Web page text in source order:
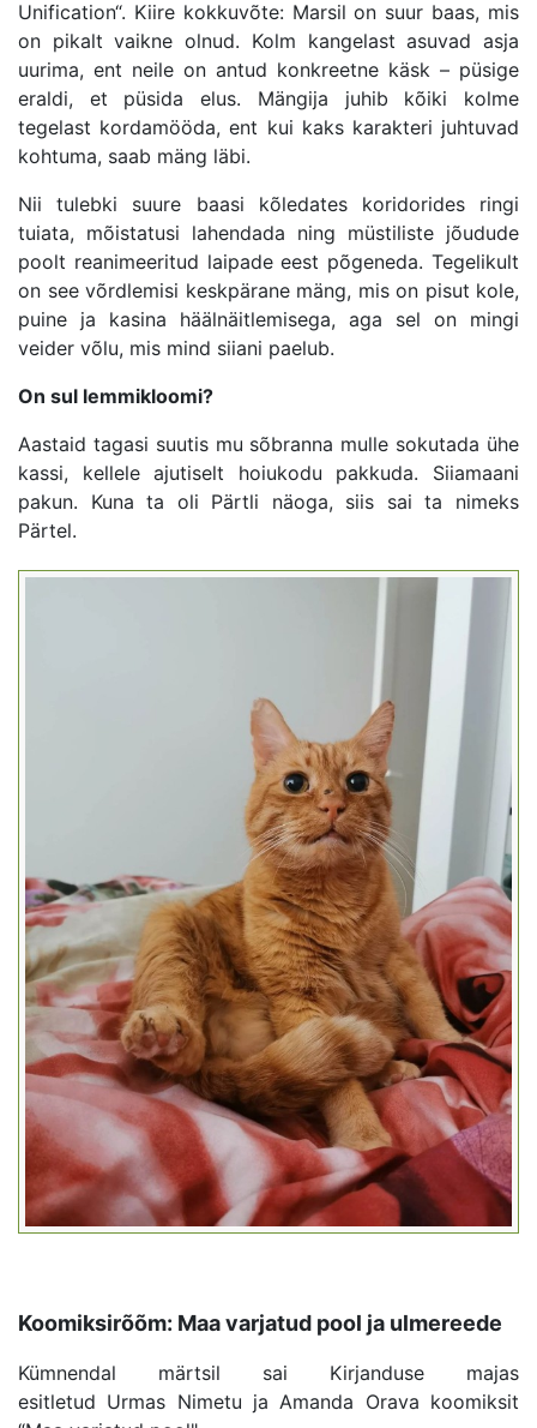
Unification“. Kiire kokkuvõte: Marsil on suur baas, mis
on pikalt vaikne olnud. Kolm kangelast asuvad asja
uurima, ent neile on antud konkreetne käsk – püsige
eraldi, et püsida elus. Mängija juhib kõiki kolme
tegelast kordamööda, ent kui kaks karakteri juhtuvad
kohtuma, saab mäng läbi.
Nii tulebki suure baasi kõledates koridorides ringi
tuiata, mõistatusi lahendada ning müstiliste jõudude
poolt reanimeeritud laipade eest põgeneda. Tegelikult
on see võrdlemisi keskpärane mäng, mis on pisut kole,
puine ja kasina häälnäitlemisega, aga sel on mingi
veider võlu, mis mind siiani paelub.
On sul lemmikloomi?
Aastaid tagasi suutis mu sõbranna mulle sokutada ühe
kassi, kellele ajutiselt hoiukodu pakkuda. Siiamaani
pakun. Kuna ta oli Pärtli näoga, siis sai ta nimeks
Pärtel.
Koomiksirõõm: Maa varjatud pool ja ulmereede
Kümnendal märtsil sai Kirjanduse majas
esitletud Urmas Nimetu ja Amanda Orava koomiksit